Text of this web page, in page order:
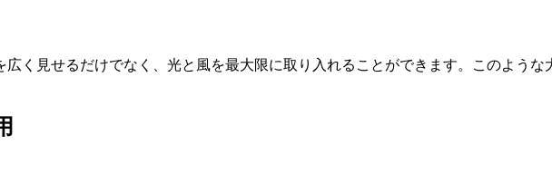
く見せるだけでなく、光と風を最大限に取り入れることができます。このよう